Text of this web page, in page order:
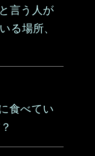
言う人が
る場所、
食べてい